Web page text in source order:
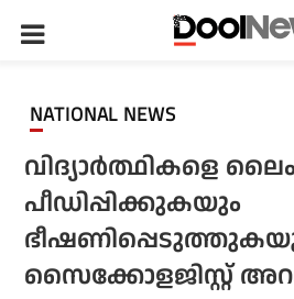
NATIONAL NEWS
വിദ്യാർത്ഥികളെ
പീഡിപ്പിക്കുകയും
സൈക്കോളജിസ്റ്റ്